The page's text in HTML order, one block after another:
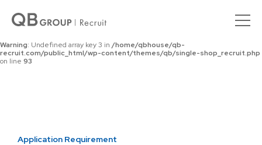
Warning : Undefined array key 0 in
recruit.com/public_html/wp-content/themes/qb/single-shop_recruit.php
on line92
Warning: Undefined array key 3 in /home/qbhouse/qb-
recruit.com/public_html/wp-content/themes/qb/single-shop_recruit.php
on line 93
Application Requirement